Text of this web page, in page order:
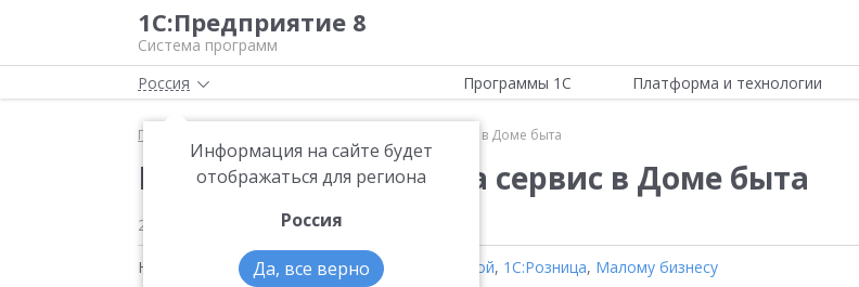
1С:Предприятие 8
Система программ
Россия
Информация на сайте будет
отображаться для региона
Россия
Да, все верно
Программы 1С Платформа и технологии
Главная Как 1С:УНФ улучшила сервис в Доме быта
Как 1С:УНФ улучшила сервис в Доме быта
26.01.2026
Новости на тему:1С:Управление нашей фирмой, 1С:Розница, Малому бизнесу